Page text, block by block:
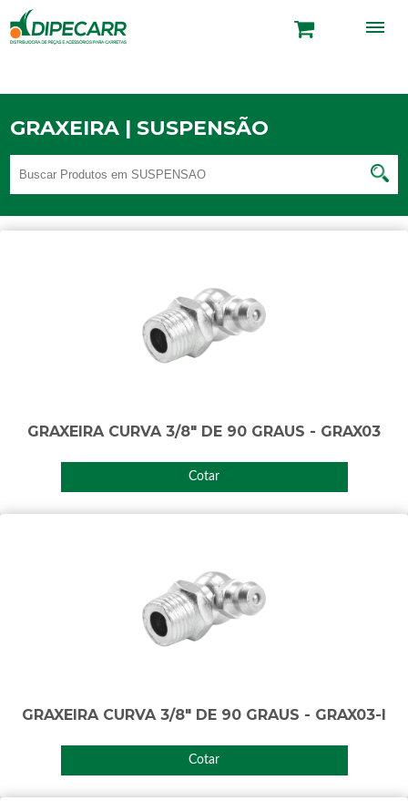
GRAXEIRA | SUSPENSÃO
GRAXEIRA CURVA 3/8" DE 90 GRAUS - GRAX03
Cotar
GRAXEIRA CURVA 3/8" DE 90 GRAUS - GRAX03-I
Cotar